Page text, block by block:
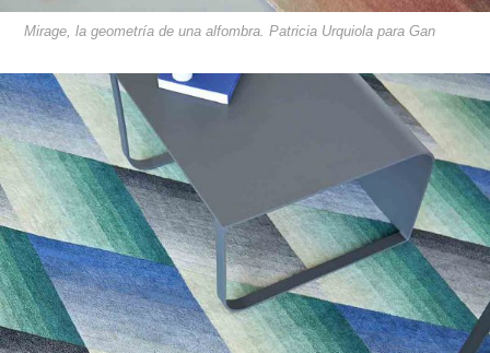
Mirage, la geometría de una alfombra. Patricia Urquiola para Gan